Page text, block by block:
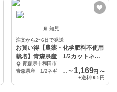
角 知晃
注文から2~6日で発送
お買い得【農薬・化学肥料不使用
栽培】青森県産 1/2カットネ
ギ青森県十和田市
〜 1,169円 〜
+送料965円